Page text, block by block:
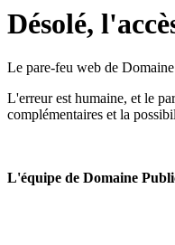
Désolé,
Le pare-feu web de Domaine
L'erreur est humaine, et le
complémentaires et la
L'équipe de Domaine